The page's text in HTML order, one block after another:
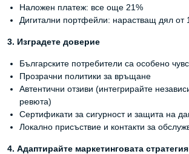
Наложен платеж: все още 21%
Дигитални портфейли: нарастващ дял от
3. Изградете доверие
Българските потребители са особено
Прозрачни политики за връщане
Автентични отзиви (интегрирайте
ревюта)
Сертификати за сигурност и защита на
Локално присъствие и контакти за
4. Адаптирайте маркетинговата стратегия